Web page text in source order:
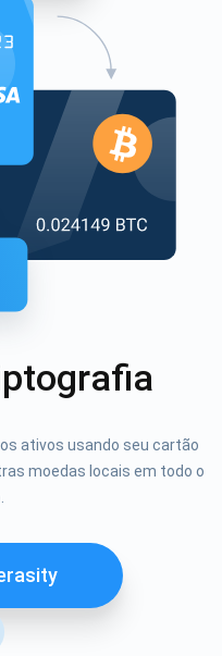
ativos usando seu cartão
moedas locais em todo o